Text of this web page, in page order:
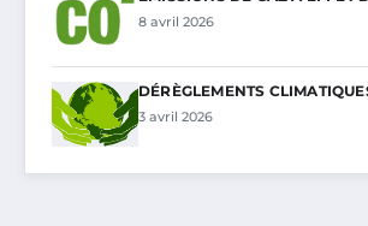
8 avril 2026
DÉRÈGLEMENTS
3 avril 2026